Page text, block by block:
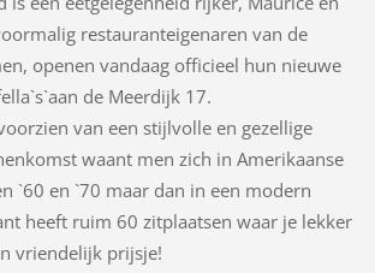
restauranteigenaren van de
openen vandaag officieel hun nieuwe
de Meerdijk 17.
van een stijlvolle en gezellige
waant men zich in Amerikaanse
`60 en `70 maar dan in een modern
heeft ruim 60 zitplaatsen waar je lekker
vriendelijk prijsje!